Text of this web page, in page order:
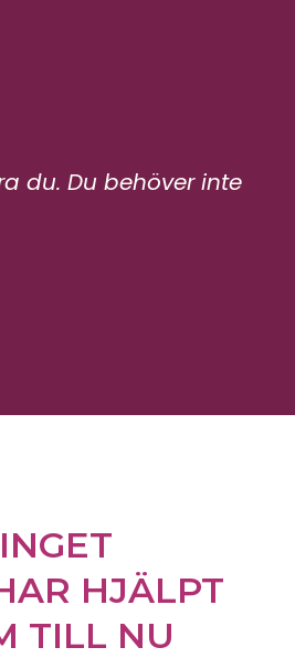
du. Du behöver inte
HJÄLPT
TILL NU